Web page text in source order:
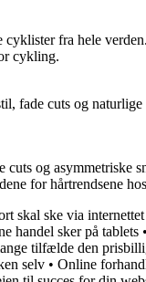
fra hele
cykling.
fade cuts og naturlige
og asymmetriske
for hårtrendsene
skal ske via internettet
handel sker på tablets •
tilfælde den
selv • Online